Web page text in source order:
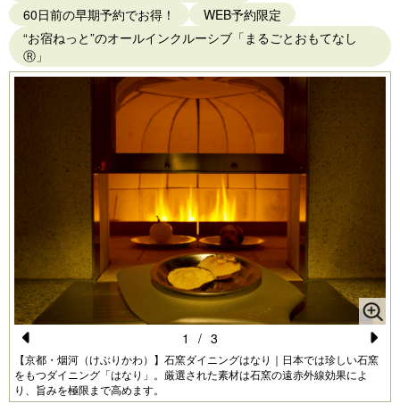
60日前の早期予約でお得！
WEB予約限定
“お宿ねっと”のオールインクルーシブ「まるごとおもてなし
Ⓡ」
Pr
e
【京都・烟河（けぶりかわ）】石窯ダイニングはなり｜日本では珍しい石窯
をもつダイニング「はなり」。厳選された素材は石窯の遠赤外線効果によ
り、旨みを極限まで高めます。
N
1 / 3